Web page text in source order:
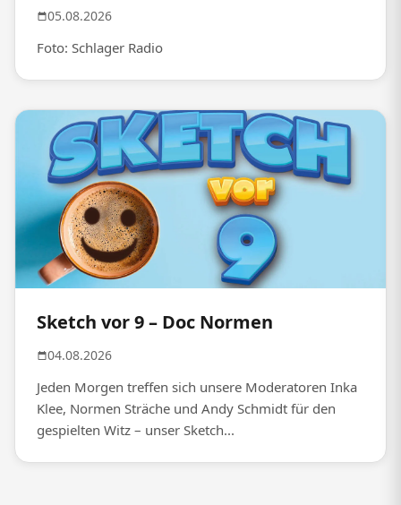
05.08.2026
Foto: Schlager Radio
Sketch vor 9 – Doc Normen
04.08.2026
Jeden Morgen treffen sich unsere Moderatoren Inka
Klee, Normen Sträche und Andy Schmidt für den
gespielten Witz – unser Sketch...